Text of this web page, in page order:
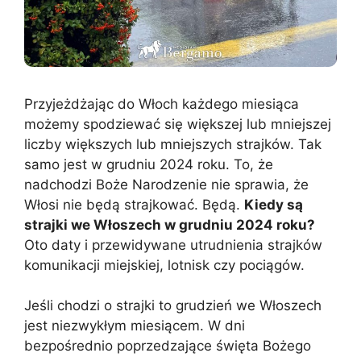
Przyjeżdżając do Włoch każdego miesiąca
możemy spodziewać się większej lub mniejszej
liczby większych lub mniejszych strajków. Tak
samo jest w grudniu 2024 roku. To, że
nadchodzi Boże Narodzenie nie sprawia, że
Włosi nie będą strajkować. Będą. Kiedy są
strajki we Włoszech w grudniu 2024 roku?
Oto daty i przewidywane utrudnienia strajków
komunikacji miejskiej, lotnisk czy pociągów.
Jeśli chodzi o strajki to grudzień we Włoszech
jest niezwykłym miesiącem. W dni
bezpośrednio poprzedzające święta Bożego